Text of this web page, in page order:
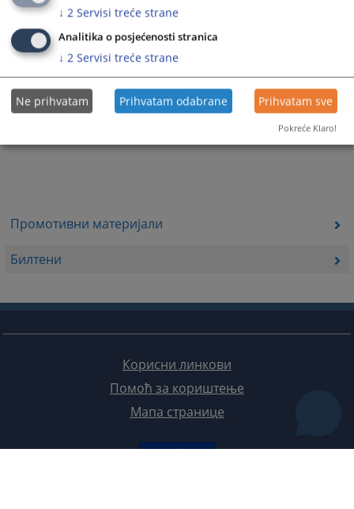
Промотивни материјали
Билтени
Корисни линкови
Помоћ за кориштење
Мапа странице
↓ 2 Servisi treće strane
Analitika o posjećenosti stranica
↓ 2 Servisi treće strane
Ne prihvatam Prihvatam odabrane Prihvatam sve
Pokreće Klaro!